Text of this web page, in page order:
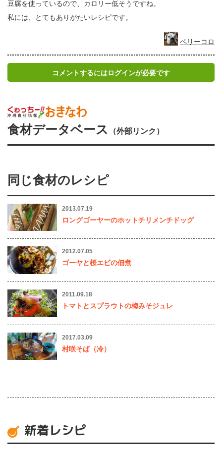
豆腐を使っているので、カロリー低そうですね。
私には、とてもありがたいレシピです。
ペリーコロ
コメントするにはログインが必要です
食材データベース （外部リンク）
同じ食材のレシピ
2013.07.19
ロングゴーヤーのホットチリメンチドッグ
2012.07.05
ゴーヤと桜エビの佃煮
2011.09.18
トマトとスプラウトの梅みそジュレ
2017.03.09
村咲そば（冷）
新着レシピ